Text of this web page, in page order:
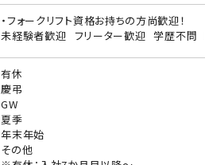
・フォークリフト資格お持ちの方尚歓迎！
未経験者歓迎
フリーター歓迎 学歴不問
有休
慶弔
GW
夏季
年末年始
その他